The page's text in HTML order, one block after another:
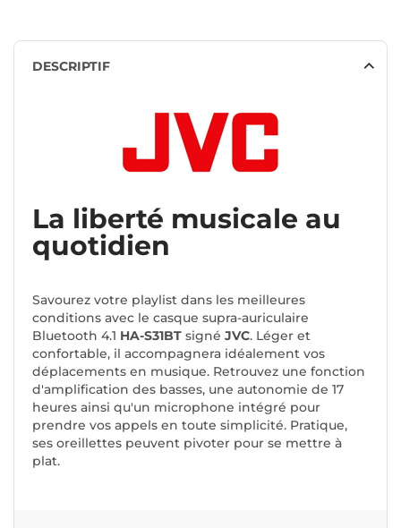
DESCRIPTIF
La liberté musicale au
quotidien
Savourez votre playlist dans les meilleures
conditions avec le casque supra-auriculaire
Bluetooth 4.1 HA-S31BT signé JVC. Léger et
confortable, il accompagnera idéalement vos
déplacements en musique. Retrouvez une fonction
d'amplification des basses, une autonomie de 17
heures ainsi qu'un microphone intégré pour
prendre vos appels en toute simplicité. Pratique,
ses oreillettes peuvent pivoter pour se mettre à
plat.